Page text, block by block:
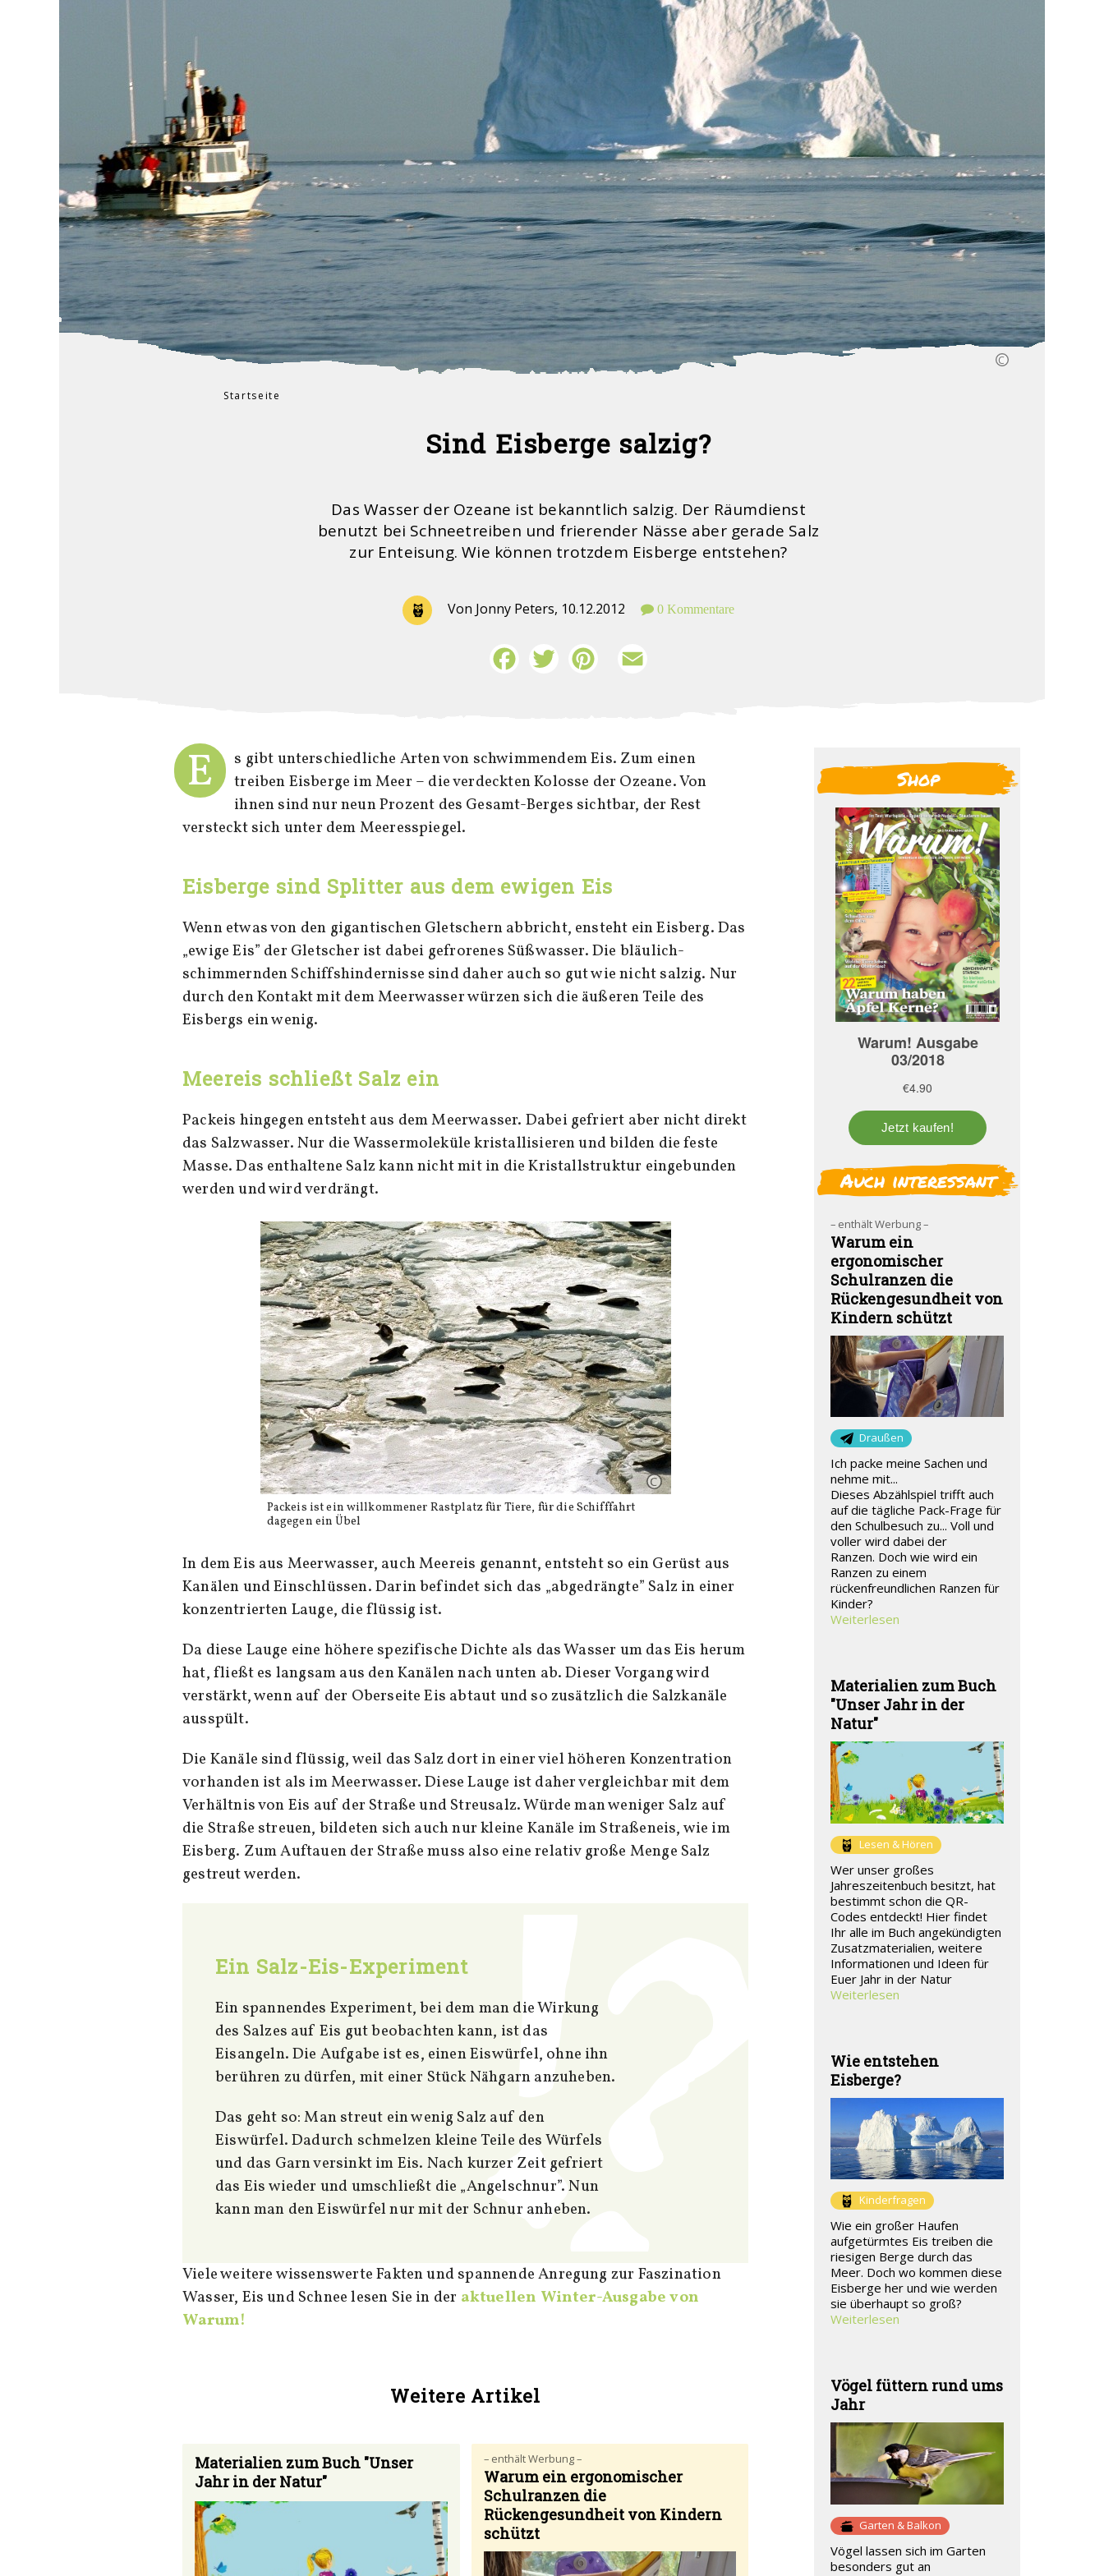
Startseite
Sind Eisberge salzig?
Das Wasser der Ozeane ist bekanntlich salzig. Der Räumdienst
benutzt bei Schneetreiben und frierender Nässe aber gerade Salz
zur Enteisung. Wie können trotzdem Eisberge entstehen?
Von Jonny Peters, 10.12.2012 0 Kommentare
FacebookTwitter Pinterest
E
s gibt unterschiedliche Arten von schwimmendem Eis. Zum einen
treiben Eisberge im Meer – die verdeckten Kolosse der Ozeane. Von
ihnen sind nur neun Prozent des Gesamt-Berges sichtbar, der Rest
versteckt sich unter dem Meeresspiegel.
Eisberge sind Splitter aus dem ewigen Eis
Wenn etwas von den gigantischen Gletschern abbricht, ensteht ein Eisberg. Das
„ewige Eis” der Gletscher ist dabei gefrorenes Süßwasser. Die bläulich-
schimmernden Schiffshindernisse sind daher auch so gut wie nicht salzig. Nur
durch den Kontakt mit dem Meerwasser würzen sich die äußeren Teile des
Eisbergs ein wenig.
Meereis schließt Salz ein
Packeis hingegen entsteht aus dem Meerwasser. Dabei gefriert aber nicht direkt
das Salzwasser. Nur die Wassermoleküle kristallisieren und bilden die feste
Masse. Das enthaltene Salz kann nicht mit in die Kristallstruktur eingebunden
werden und wird verdrängt.
Packeis ist ein willkommener Rastplatz für Tiere, für die Schifffahrt
dagegen ein Übel
In dem Eis aus Meerwasser, auch Meereis genannt, entsteht so ein Gerüst aus
Kanälen und Einschlüssen. Darin befindet sich das „abgedrängte” Salz in einer
konzentrierten Lauge, die flüssig ist.
Da diese Lauge eine höhere spezifische Dichte als das Wasser um das Eis herum
hat, fließt es langsam aus den Kanälen nach unten ab. Dieser Vorgang wird
verstärkt, wenn auf der Oberseite Eis abtaut und so zusätzlich die Salzkanäle
ausspült.
Die Kanäle sind flüssig, weil das Salz dort in einer viel höheren Konzentration
vorhanden ist als im Meerwasser. Diese Lauge ist daher vergleichbar mit dem
Verhältnis von Eis auf der Straße und Streusalz. Würde man weniger Salz auf
die Straße streuen, bildeten sich auch nur kleine Kanäle im Straßeneis, wie im
Eisberg. Zum Auftauen der Straße muss also eine relativ große Menge Salz
gestreut werden.
Ein Salz-Eis-Experiment
Ein spannendes Experiment, bei dem man die Wirkung
des Salzes auf Eis gut beobachten kann, ist das
Eisangeln. Die Aufgabe ist es, einen Eiswürfel, ohne ihn
berühren zu dürfen, mit einer Stück Nähgarn anzuheben.
Das geht so: Man streut ein wenig Salz auf den
Eiswürfel. Dadurch schmelzen kleine Teile des Würfels
und das Garn versinkt im Eis. Nach kurzer Zeit gefriert
das Eis wieder und umschließt die „Angelschnur”. Nun
kann man den Eiswürfel nur mit der Schnur anheben.
Viele weitere wissenswerte Fakten und spannende Anregung zur Faszination
Wasser, Eis und Schnee lesen Sie in der aktuellen Winter-Ausgabe von
Warum!
Weitere Artikel
Materialien zum Buch "Unser
Jahr in der Natur"
– enthält Werbung –
Warum ein ergonomischer
Schulranzen die
Rückengesundheit von Kindern
schützt
Shop
Auch interessant
– enthält Werbung –
Warum ein
ergonomischer
Schulranzen die
Rückengesundheit von
Kindern schützt
Draußen
Ich packe meine Sachen und
nehme mit...
Dieses Abzählspiel trifft auch
auf die tägliche Pack-Frage für
den Schulbesuch zu... Voll und
voller wird dabei der
Ranzen. Doch wie wird ein
Ranzen zu einem
rückenfreundlichen Ranzen für
Kinder?
Weiterlesen
Materialien zum Buch
"Unser Jahr in der
Natur"
Lesen & Hören
Wer unser großes
Jahreszeitenbuch besitzt, hat
bestimmt schon die QR-
Codes entdeckt! Hier findet
Ihr alle im Buch angekündigten
Zusatzmaterialien, weitere
Informationen und Ideen für
Euer Jahr in der Natur
Weiterlesen
Wie entstehen
Eisberge?
Kinderfragen
Wie ein großer Haufen
aufgetürmtes Eis treiben die
riesigen Berge durch das
Meer. Doch wo kommen diese
Eisberge her und wie werden
sie überhaupt so groß?
Weiterlesen
Vögel füttern rund ums
Jahr
Garten & Balkon
Vögel lassen sich im Garten
besonders gut an